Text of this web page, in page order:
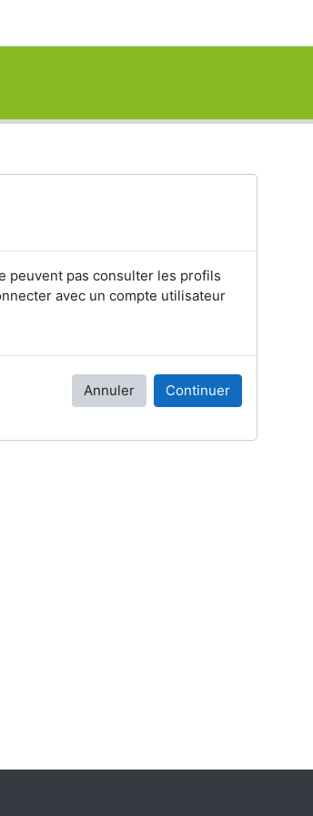
peuvent pas consulter les profils
avec un compte utilisateur
Annuler Continuer